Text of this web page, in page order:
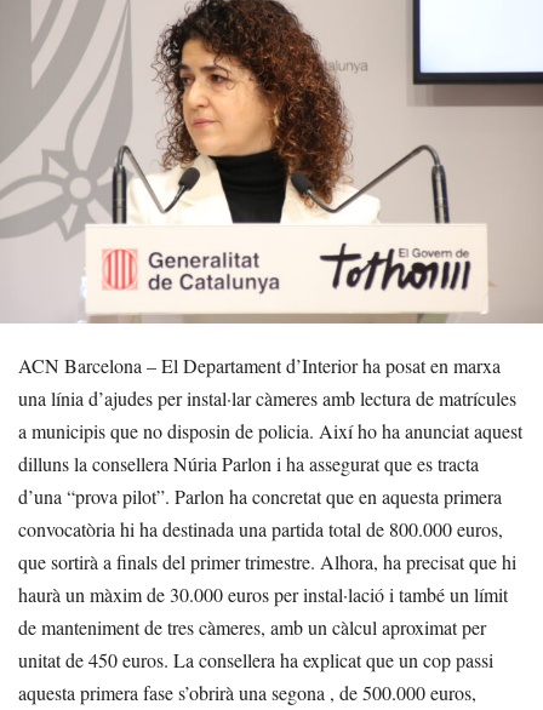
ACN Barcelona – El Departament d’Interior ha posat en marxa
una línia d’ajudes per instal·lar càmeres amb lectura de matrícules
a municipis que no disposin de policia. Així ho ha anunciat aquest
dilluns la consellera Núria Parlon i ha assegurat que es tracta
d’una “prova pilot”. Parlon ha concretat que en aquesta primera
convocatòria hi ha destinada una partida total de 800.000 euros,
que sortirà a finals del primer trimestre. Alhora, ha precisat que hi
haurà un màxim de 30.000 euros per instal·lació i també un límit
de manteniment de tres càmeres, amb un càlcul aproximat per
unitat de 450 euros. La consellera ha explicat que un cop passi
aquesta primera fase s’obrirà una segona , de 500.000 euros,